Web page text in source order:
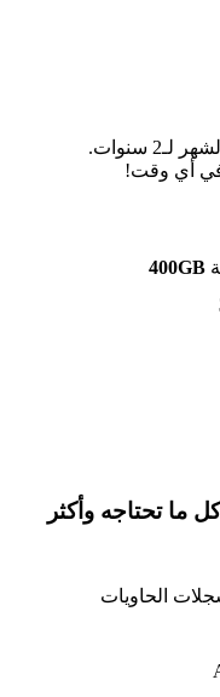
تتجدّد مقابل E£⁦2,329⁩/الشهر لـ2 سنوات.
في أي وقت!
400GB
تحتاجه وأكثر
الحاويات